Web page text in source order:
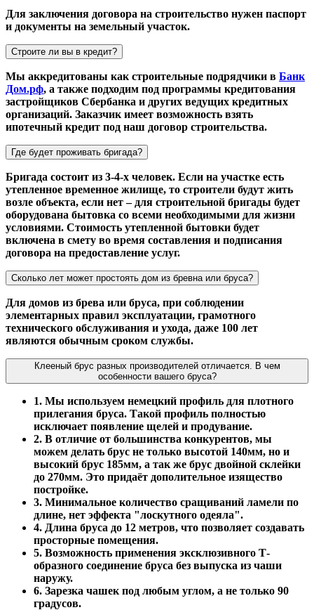
Для заключения договора на строительство нужен паспорт
и документы на земельный участок.
Строите ли вы в кредит?
Мы аккредитованы как строительные подрядчики в Банк
Дом.рф, а также подходим под программы кредитования
застройщиков Сбербанка и других ведущих кредитных
организаций. Заказчик имеет возможность взять
ипотечный кредит под наш договор строительства.
Где будет проживать бригада?
Бригада состоит из 3-4-х человек. Если на участке есть
утепленное временное жилище, то строители будут жить
возле объекта, если нет – для строительной бригады будет
оборудована бытовка со всеми необходимыми для жизни
условиями. Стоимость утепленной бытовки будет
включена в смету во время составления и подписания
договора на предоставление услуг.
Сколько лет может простоять дом из бревна или бруса?
Для домов из брева или бруса, при соблюдении
элементарных правил эксплуатации, грамотного
технического обслуживания и ухода, даже 100 лет
являются обычным сроком службы.
Клееный брус разных производителей отличается. В чем
особенности вашего бруса?
1. Мы используем немецкий профиль для плотного
прилегания бруса. Такой профиль полностью
исключает появление щелей и продувание.
2. В отличие от большинства конкурентов, мы
можем делать брус не только высотой 140мм, но и
высокий брус 185мм, а так же брус двойной склейки
до 270мм. Это придаёт дополительное изящество
постройке.
3. Минимальное количество сращиваний ламели по
длине, нет эффекта "лоскутного одеяла".
4. Длина бруса до 12 метров, что позволяет создавать
просторные помещения.
5. Возможность применения эксклюзивного Т-
образного соединение бруса без выпуска из чаши
наружу.
6. Зарезка чашек под любым углом, а не только 90
градусов.